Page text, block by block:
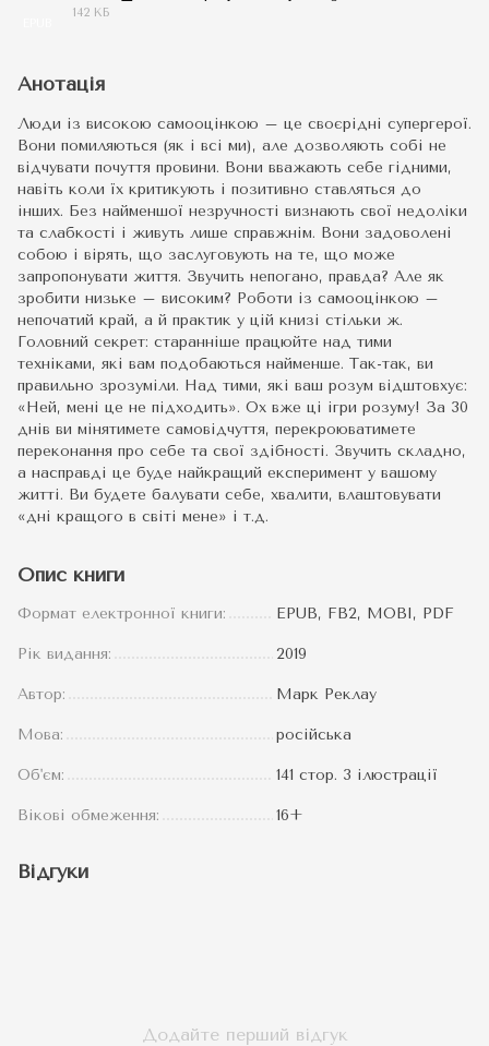
142 КБ
Анотація
Люди із високою самооцінкою – це своєрідні супергерої.
Вони помиляються (як і всі ми), але дозволяють собі не
відчувати почуття провини. Вони вважають себе гідними,
навіть коли їх критикують і позитивно ставляться до
інших. Без найменшої незручності визнають свої недоліки
та слабкості і живуть лише справжнім. Вони задоволені
собою і вірять, що заслуговують на те, що може
запропонувати життя. Звучить непогано, правда? Але як
зробити низьке – високим? Роботи із самооцінкою –
непочатий край, а й практик у цій книзі стільки ж.
Головний секрет: старанніше працюйте над тими
техніками, які вам подобаються найменше. Так-так, ви
правильно зрозуміли. Над тими, які ваш розум відштовхує:
«Ней, мені це не підходить». Ох вже ці ігри розуму! За 30
днів ви мінятимете самовідчуття, перекроюватимете
переконання про себе та свої здібності. Звучить складно,
а насправді це буде найкращий експеримент у вашому
житті. Ви будете балувати себе, хвалити, влаштовувати
«дні кращого в світі мене» і т.д.
Опис книги
Формат електронної книги: EPUB, FB2, MOBI, PDF
Рік видання: 2019
Автор: Марк Реклау
Мова: російська
Об'єм: 141 стор. 3 ілюстрації
Вікові обмеження: 16+
Відгуки
Додайте перший відгук